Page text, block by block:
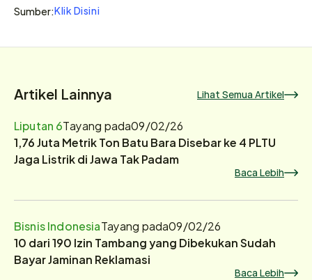
Sumber:Klik Disini
Artikel Lainnya Lihat Semua Artikel
Liputan 6Tayang pada09/02/26
1,76 Juta Metrik Ton Batu Bara Disebar ke 4 PLTU
Jaga Listrik di Jawa Tak Padam
Baca Lebih
Bisnis IndonesiaTayang pada09/02/26
10 dari 190 Izin Tambang yang Dibekukan Sudah
Bayar Jaminan Reklamasi
Baca Lebih